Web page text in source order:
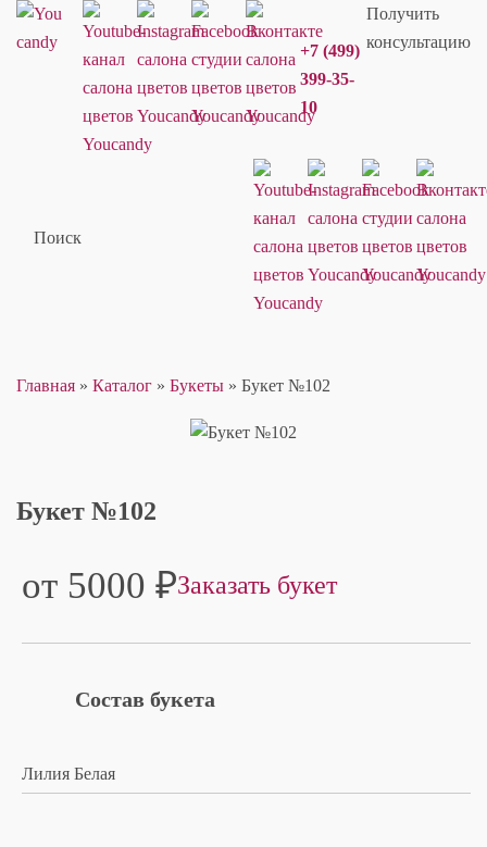
+7 (499)
399-35-
10
Получить
консультацию
Поиск
Главная » Каталог » Букеты » Букет №102
Букет №102
от 5000 ₽Заказать букет
Состав букета
Лилия Белая